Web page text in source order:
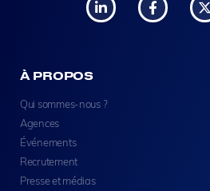
À PROPOS
Qui sommes-nous ?
Agences
Événements
Recrutement
Presse et médias